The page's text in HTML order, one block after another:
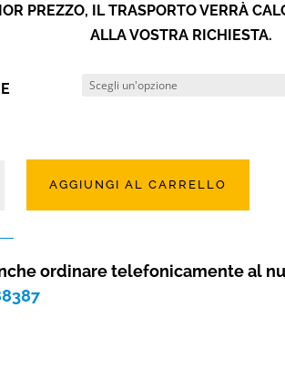
PREZZO, IL TRASPORTO VERRÀ
ALLA VOSTRA RICHIESTA.
AGGIUNGI AL CARRELLO
ordinare telefonicamente al